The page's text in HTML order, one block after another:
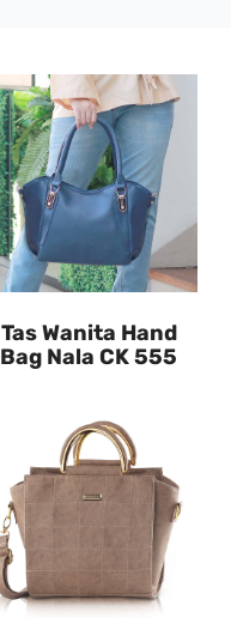
Tas Wanita Hand
Bag Nala CK 555